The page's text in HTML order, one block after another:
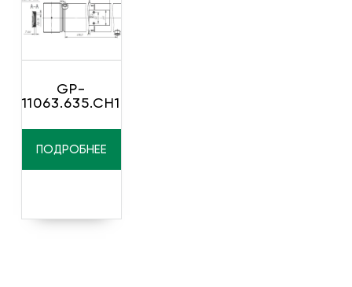
GP-
11063.635.CH1
ПОДРОБНЕЕ